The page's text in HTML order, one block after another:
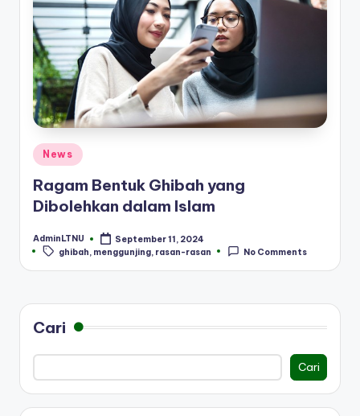
Posted
in
News
Ragam Bentuk Ghibah yang
Dibolehkan dalam Islam
Posted
by
AdminLTNU September 11, 2024
Tags:
ghibah menggunjing rasan-rasan No Comments
Cari
Cari